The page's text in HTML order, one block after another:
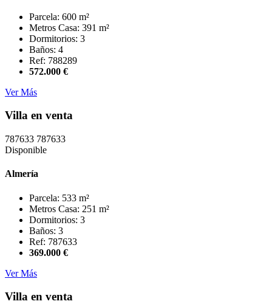
Parcela: 600 m²
Metros Casa: 391 m²
Dormitorios: 3
Baños: 4
Ref: 788289
572.000 €
Ver Más
Villa en venta
787633 787633
Disponible
Almería
Parcela: 533 m²
Metros Casa: 251 m²
Dormitorios: 3
Baños: 3
Ref: 787633
369.000 €
Ver Más
Villa en venta